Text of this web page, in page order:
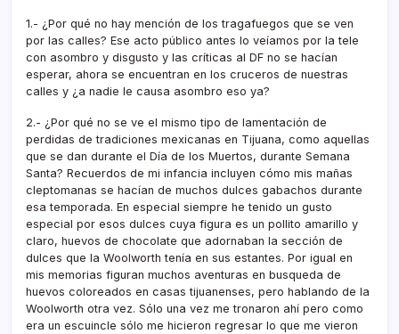
1.- ¿Por qué no hay mención de los tragafuegos que se ven
por las calles? Ese acto público antes lo veí­amos por la tele
con asombro y disgusto y las crí­ticas al DF no se hací­an
esperar, ahora se encuentran en los cruceros de nuestras
calles y ¿a nadie le causa asombro eso ya?
2.- ¿Por qué no se ve el mismo tipo de lamentación de
perdidas de tradiciones mexicanas en Tijuana, como aquellas
que se dan durante el Dí­a de los Muertos, durante Semana
Santa? Recuerdos de mi infancia incluyen cómo mis mañas
cleptomanas se hací­an de muchos dulces gabachos durante
esa temporada. En especial siempre he tenido un gusto
especial por esos dulces cuya figura es un pollito amarillo y
claro, huevos de chocolate que adornaban la sección de
dulces que la Woolworth tení­a en sus estantes. Por igual en
mis memorias figuran muchos aventuras en busqueda de
huevos coloreados en casas tijuanenses, pero hablando de la
Woolworth otra vez. Sólo una vez me tronaron ahí­ pero como
era un escuincle sólo me hicieron regresar lo que me vieron